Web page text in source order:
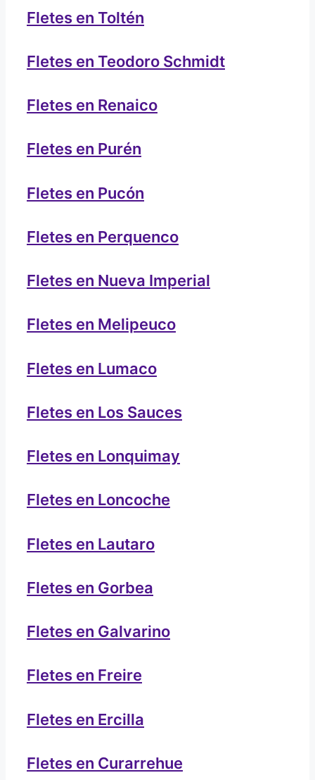
Fletes en Toltén
Fletes en Teodoro Schmidt
Fletes en Renaico
Fletes en Purén
Fletes en Pucón
Fletes en Perquenco
Fletes en Nueva Imperial
Fletes en Melipeuco
Fletes en Lumaco
Fletes en Los Sauces
Fletes en Lonquimay
Fletes en Loncoche
Fletes en Lautaro
Fletes en Gorbea
Fletes en Galvarino
Fletes en Freire
Fletes en Ercilla
Fletes en Curarrehue